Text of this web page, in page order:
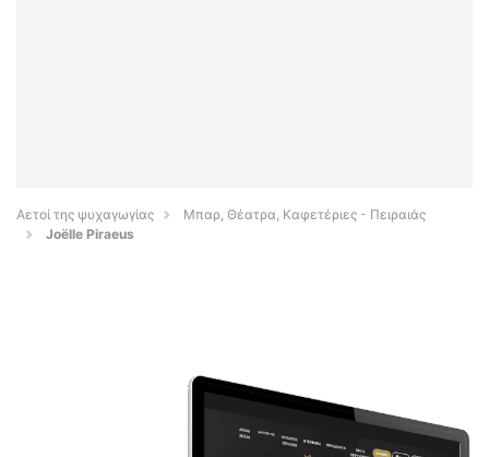
Αετοί της ψυχαγωγίας
Μπαρ, Θέατρα, Καφετέριες - Πειραιάς
Joëlle Piraeus